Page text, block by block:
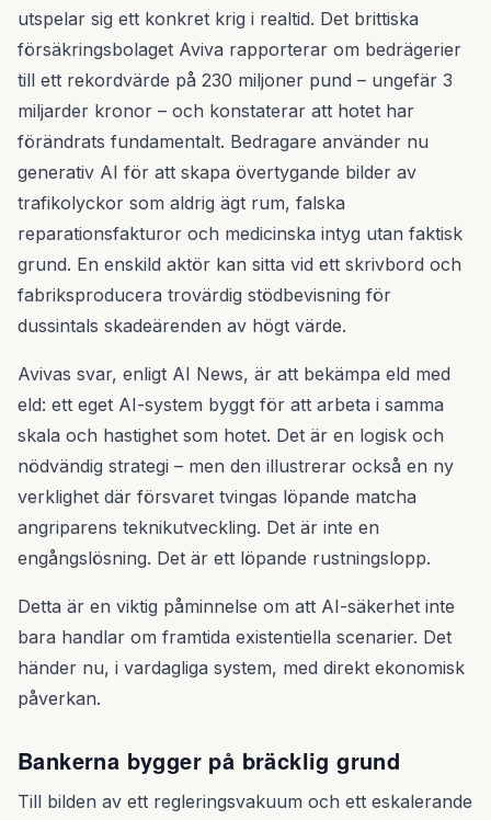
utspelar sig ett konkret krig i realtid. Det brittiska
försäkringsbolaget Aviva rapporterar om bedrägerier
till ett rekordvärde på 230 miljoner pund – ungefär 3
miljarder kronor – och konstaterar att hotet har
förändrats fundamentalt. Bedragare använder nu
generativ AI för att skapa övertygande bilder av
trafikolyckor som aldrig ägt rum, falska
reparationsfakturor och medicinska intyg utan faktisk
grund. En enskild aktör kan sitta vid ett skrivbord och
fabriksproducera trovärdig stödbevisning för
dussintals skadeärenden av högt värde.
Avivas svar, enligt AI News, är att bekämpa eld med
eld: ett eget AI-system byggt för att arbeta i samma
skala och hastighet som hotet. Det är en logisk och
nödvändig strategi – men den illustrerar också en ny
verklighet där försvaret tvingas löpande matcha
angriparens teknikutveckling. Det är inte en
engångslösning. Det är ett löpande rustningslopp.
Detta är en viktig påminnelse om att AI-säkerhet inte
bara handlar om framtida existentiella scenarier. Det
händer nu, i vardagliga system, med direkt ekonomisk
påverkan.
Bankerna bygger på bräcklig grund
Till bilden av ett regleringsvakuum och ett eskalerande